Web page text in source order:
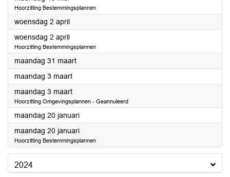
Hoorzitting Bestemmingsplannen
woensdag 2 april2025
woensdag 2 april2025
Hoorzitting Bestemmingsplannen
maandag 31 maart2025
maandag 3 maart2025
maandag 3 maart2025
Hoorzitting Omgevingsplannen - Geannuleerd
maandag 20 januari2025
maandag 20 januari2025
Hoorzitting Bestemmingsplannen
2024